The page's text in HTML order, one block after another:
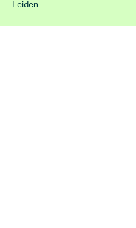
Leiden.